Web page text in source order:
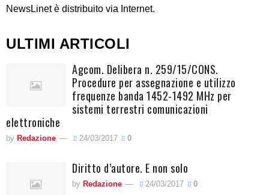
NewsLinet è distribuito via Internet.
ULTIMI ARTICOLI
Agcom. Delibera n. 259/15/CONS.
Procedure per assegnazione e utilizzo
frequenze banda 1452-1492 MHz per
sistemi terrestri comunicazioni
elettroniche
by Redazione 24/03/2017 0
Diritto d’autore. E non solo
by Redazione 24/03/2017 0